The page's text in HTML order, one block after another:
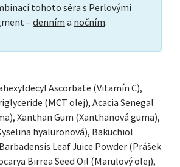
tohoto séra s Perlovými
– denním a nočním.
Ascorbate (Vitamín C),
(MCT olej), Acacia Senegal
Xanthan Gum (Xanthanová guma),
hyaluronová), Bakuchiol
Leaf Juice Powder (Prášek
Birrea Seed Oil (Marulový olej),